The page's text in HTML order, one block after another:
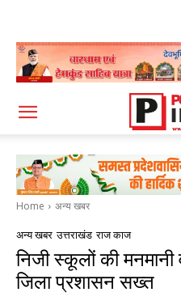
Home अन्य खबर
अन्य खबर उत्तराखंड राज काज
निजी स्कूलों की
जिला प्रशासन सख्त